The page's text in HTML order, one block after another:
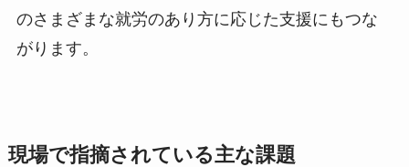
のさまざまな就労のあり方に応じた支援にもつな
がります。
現場で指摘されている主な課題